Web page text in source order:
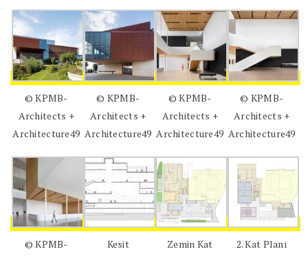
© KPMB-
Architects +
Architecture49
© KPMB-
Architects +
Architecture49
© KPMB-
Architects +
Architecture49
© KPMB-
Architects +
Architecture49
© KPMB-
Kesit
Zemin Kat
2. Kat Planı